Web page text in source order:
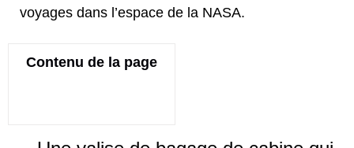
voyages dans l’espace de la NASA.
Contenu de la page